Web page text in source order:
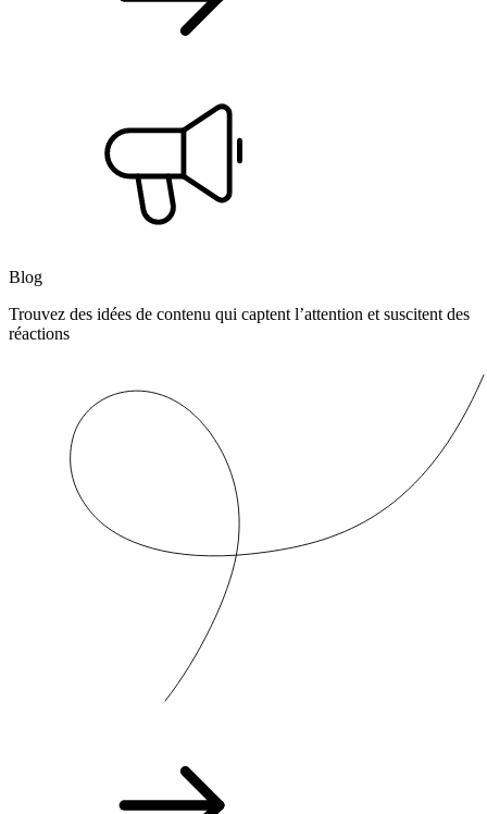
Blog
Trouvez des idées de contenu qui captent l’attention et suscitent des
réactions